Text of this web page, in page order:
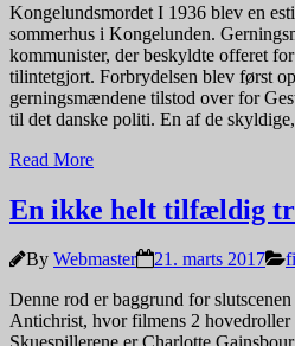
Kongelundsmordet I 1936 blev en
sommerhus i Kongelunden.
kommunister, der beskyldte offeret
tilintetgjort. Forbrydelsen blev først
gerningsmændene tilstod over for
til det danske politi. En af de
Read More
En ikke helt tilfældig
By Webmaster 21. marts 2017
Denne rod er baggrund for
Antichrist, hvor filmens 2